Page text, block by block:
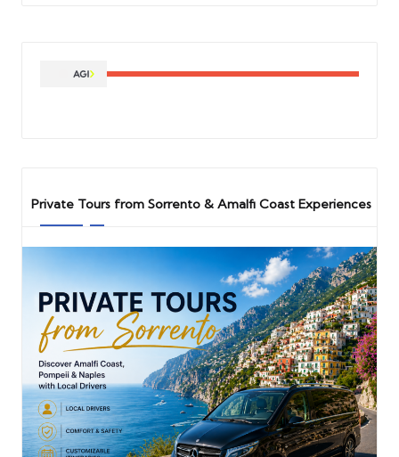
Private Tours from Sorrento & Amalfi Coast Experiences